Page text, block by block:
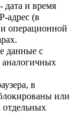
дата и время
адрес (в
и операционной
данные с
аналогичных
в
или
отдельных